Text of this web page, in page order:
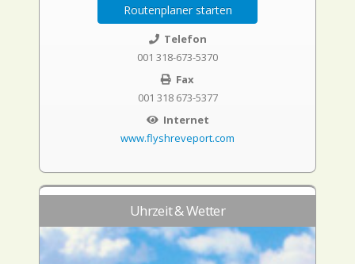
Routenplaner starten
Telefon
001 318-673-5370
Fax
001 318 673-5377
Internet
www.flyshreveport.com
Uhrzeit & Wetter